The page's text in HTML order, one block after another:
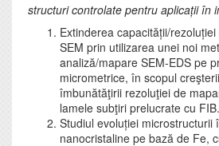
structuri controlate pentru aplicații în
Extinderea capacității/
SEM prin utilizarea unei noi
analiză/mapare SEM-EDS pe
micrometrice, în scopul
îmbunătăţirii rezoluţiei de
lamele subţiri prelucrate cu
Studiul evoluției microstructurii
nanocristaline pe bază de Fe,